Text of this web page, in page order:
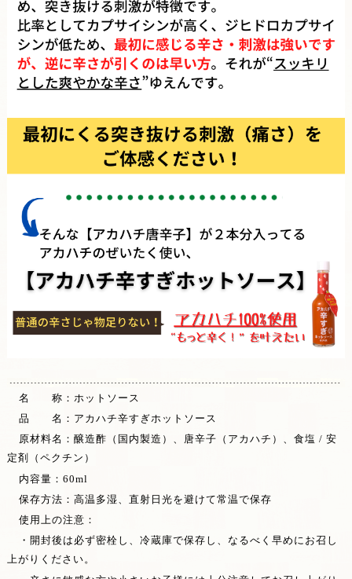
名 称：ホットソース
品 名：アカハチ辛すぎホットソース
原材料名：醸造酢（国内製造）、唐辛子（アカハチ）、食塩 / 安
定剤（ペクチン）
内容量：60ml
保存方法：高温多湿、直射日光を避けて常温で保存
使用上の注意：
・開封後は必ず密栓し、冷蔵庫で保存し、なるべく早めにお召し
上がりください。